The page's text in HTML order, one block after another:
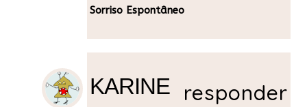
Sorriso Espontâneo
KARINE responder